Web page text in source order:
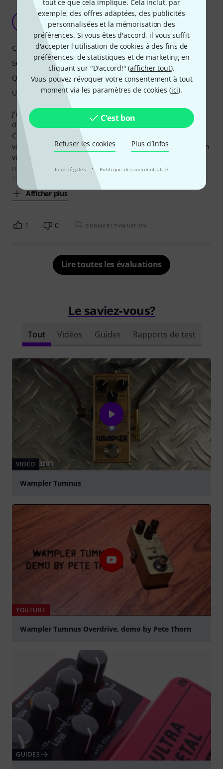
tout ce que cela implique. Cela inclut, par
exemple, des offres adaptées, des publicités
personnalisées et la mémorisation des
préférences. Si vous êtes d'accord, il vous suffit
d'accepter l'utilisation de cookies à des fins de
préférences, de statistiques et de marketing en
cliquant sur "D'accord!" (afficher tout).
Vous pouvez révoquer votre consentement à tout
moment via les paramètres de cookies (ici).
C'est bon
Refuser les cookies Plus d´infos
Infos légales · Politique de confidentialité
Excellente Pédale Type Klon
Thomas1976 18.12.2024
J'utilise cette pédale avec un ampli marshall DSL5C (équipé
d'un HP greenback ).
C'est le genre de pédale qui est tout le temps allumée , je
vais l'utiliser soit avec un peu de gain (pour une strat ) et un
volume a midi ou alors très peu de gain et un volume avec
une Lespaul qui a un niveau de sortie plus élevé.
Elle apporte une couleur qui est difficile à
Afficher plus
Caractéristiques
Son
Qualité de fabrication
Utilisation
1 0 SIGNALER L'ÉVALUATION
Lire toutes les évaluations
Le saviez-vous?
Tout Vidéos Guides Rapports de test
VIDÉO
Wampler Tumnus
YOUTUBE
Wampler Tumnus Overdrive, demo by Pete Thorn
GUIDES